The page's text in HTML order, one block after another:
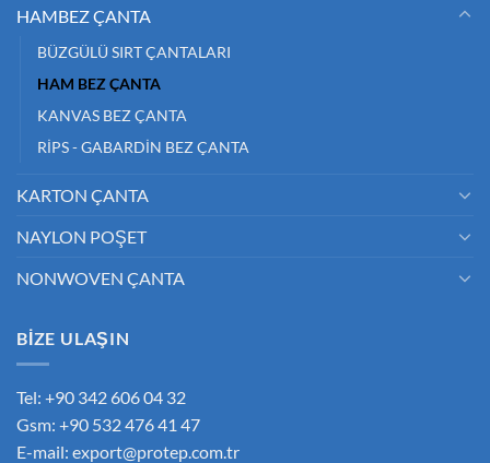
HAMBEZ ÇANTA
BÜZGÜLÜ SIRT ÇANTALARI
HAM BEZ ÇANTA
KANVAS BEZ ÇANTA
RİPS - GABARDİN BEZ ÇANTA
KARTON ÇANTA
NAYLON POŞET
NONWOVEN ÇANTA
BİZE ULAŞIN
Tel: +90 342 606 04 32
Gsm: +90 532 476 41 47
E-mail: export@protep.com.tr